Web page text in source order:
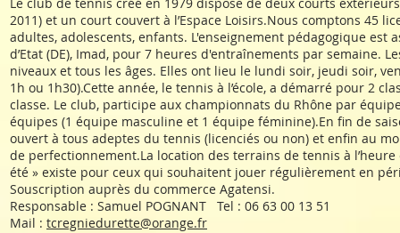
Le club de tennis créé en 1979 dispose de deux courts
2011) et un court couvert à l’Espace Loisirs.Nous comptons 45
adultes, adolescents, enfants. L'enseignement pédagogique est
d’Etat (DE), Imad, pour 7 heures d'entraînements par semaine.
niveaux et tous les âges. Elles ont lieu le lundi soir, jeudi soir,
1h ou 1h30).Cette année, le tennis à l’école, a démarré pour 2
classe. Le club, participe aux championnats du Rhône par
équipes (1 équipe masculine et 1 équipe féminine).En fin de
ouvert à tous adeptes du tennis (licenciés ou non) et enfin au
de perfectionnement.La location des terrains de tennis à
été » existe pour ceux qui souhaitent jouer régulièrement en
Souscription auprès du commerce Agatensi.
Responsable : Samuel POGNANT Tel : 06 63 00 13 51
Mail : tcregniedurette@orange.fr